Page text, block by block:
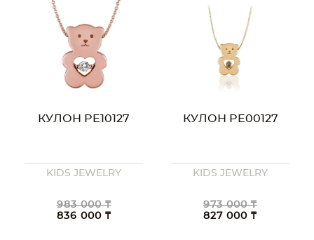
КУЛОН PE10127
KIDS JEWELRY
983 000 ₸
836 000 ₸
КУЛОН PE00127
KIDS JEWELRY
973 000 ₸
827 000 ₸